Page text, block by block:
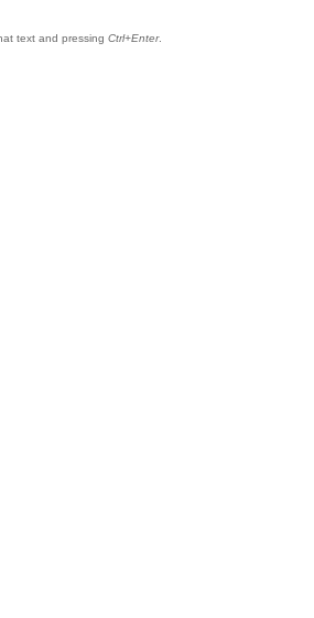
text and pressing Ctrl+Enter.